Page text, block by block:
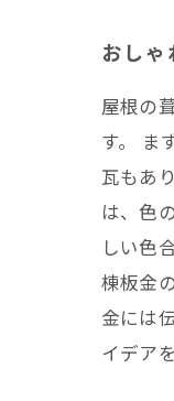
おし
屋根の
す。 ま
瓦もあ
は、色
しい色
棟板金
金には
イデア